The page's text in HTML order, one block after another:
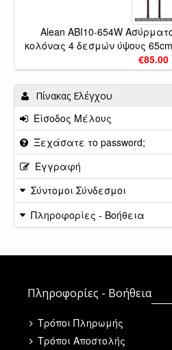
Alean ABI10-654W
κολόνας 4 δεσμών ύψους
€85.00
Πίνακας Ελέγχου
Είσοδος Μέλους
Ξεχάσατε το password;
Εγγραφή
Σύντομοι Σύνδεσμοι
Πληροφορίες - Βοήθεια
Πληροφορίες - Βοήθεια
Τρόποι Πληρωμής
Τρόποι Αποστολής